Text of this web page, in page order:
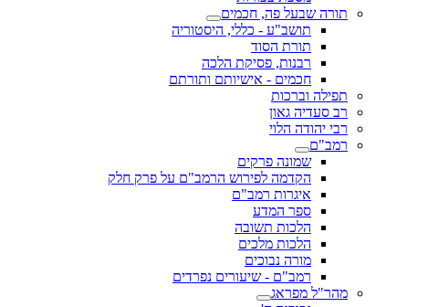
תורה שבעל פה, חכמים
תושב"ע - כללי, היסטוריה
תורת הסוד
רבנות, פסיקת הלכה
חכמים - אישיותם ותורתם
תפילה וברכות
רב סעדיה גאון
רבי יהודה הלוי
רמב"ם
שמונה פרקים
הקדמה לפירוש הרמב"ם על פרק חלק
איגרות רמב"ם
ספר המדע
הלכות תשובה
הלכות מלכים
מורה נבוכים
רמב"ם - שיעורים נפרדים
מהר"ל מפראג